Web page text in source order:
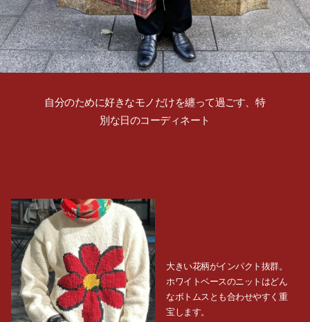
自分のために好きなモノだけを纏って過ごす、特
別な日のコーディネート
大きい花柄がインパクト抜群。
ホワイトベースのニットはどん
なボトムスとも合わせやすく重
宝します。